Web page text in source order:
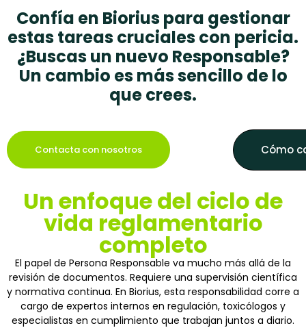
Confía en Biorius para gestionar
estas tareas cruciales con pericia.
¿Buscas un nuevo Responsable?
Un cambio es más sencillo de lo
que crees.
Contacta con nosotros Cómo
Un enfoque del ciclo de
vida reglamentario
completo
El papel de Persona Responsable va mucho más allá de la
revisión de documentos. Requiere una supervisión científica
y normativa continua. En Biorius, esta responsabilidad corre a
cargo de expertos internos en regulación, toxicólogos y
especialistas en cumplimiento que trabajan juntos a diario.